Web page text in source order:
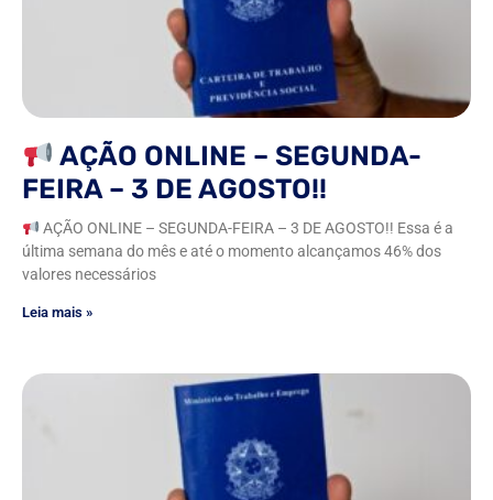
AÇÃO ONLINE – SEGUNDA-
FEIRA – 3 DE AGOSTO!!
AÇÃO ONLINE – SEGUNDA-FEIRA – 3 DE AGOSTO!! Essa é a
última semana do mês e até o momento alcançamos 46% dos
valores necessários
Leia mais »